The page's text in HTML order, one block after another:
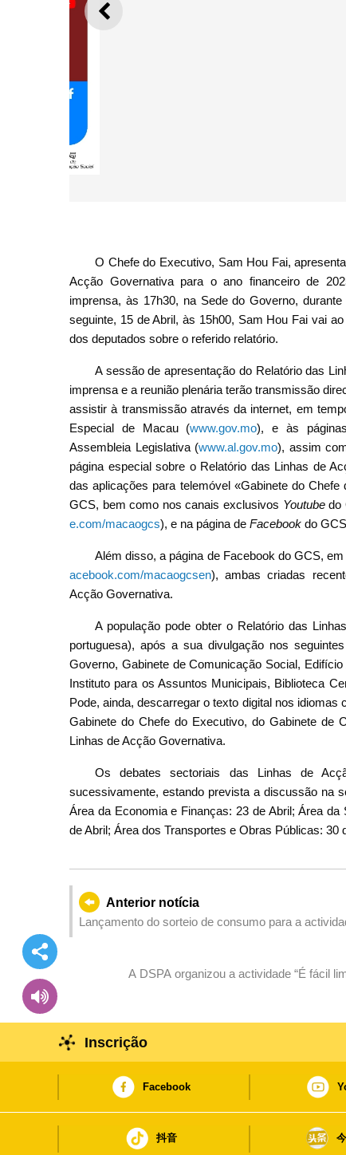
ANTERIOR
Calendário de Debate das
O Chefe do Executivo, Sam Hou Fai,
Acção Governativa para o ano financeiro de
imprensa, às 17h30, na Sede do Governo,
seguinte, 15 de Abril, às 15h00, Sam Hou Fai vai
dos deputados sobre o referido relatório.
A sessão de apresentação do Relatório das
imprensa e a reunião plenária terão transmissão
assistir à transmissão através da internet, em
Especial de Macau (www.gov.mo), e às
Assembleia Legislativa (www.al.gov.mo), assim
página especial sobre o Relatório das Linhas de
das aplicações para telemóvel «Gabinete do
GCS, bem como nos canais exclusivos Youtubedo
e.com/macaogcs), e na página de Facebook do
Além disso, a página de Facebook do GCS,
acebook.com/macaogcsen), ambas criadas
Acção Governativa.
A população pode obter o Relatório das
portuguesa), após a sua divulgação nos
Governo, Gabinete de Comunicação Social,
Instituto para os Assuntos Municipais, Biblioteca
Pode, ainda, descarregar o texto digital nos
Gabinete do Chefe do Executivo, do Gabinete de
Linhas de Acção Governativa.
Os debates sectoriais das Linhas de
sucessivamente, estando prevista a discussão na
Área da Economia e Finanças: 23 de Abril; Área
de Abril; Área dos Transportes e Obras Públicas: 30
Anterior notícia
Lançamento do sorteio de consumo para a
A DSPA organizou a actividade “É fácil
Inscrição
Facebook
抖音